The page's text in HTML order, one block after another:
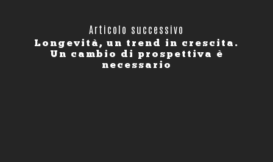
Articolo successivo
Longevità, un trend in crescita.
Un cambio di prospettiva è
necessario